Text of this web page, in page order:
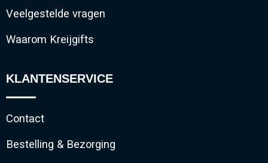
Veelgestelde vragen
Waarom Kreijgifts
KLANTENSERVICE
Contact
Bestelling & Bezorging